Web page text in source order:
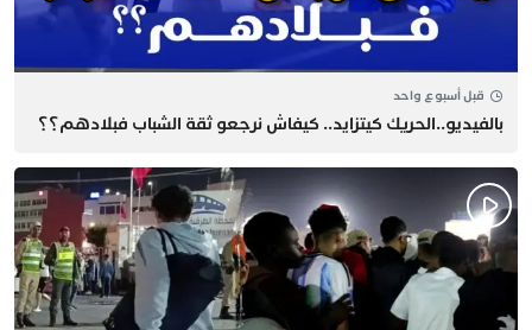
قبل أسبوع واحد
بالفيديو..الحريك كيتزايد.. كيفاش نرجعو ثقة الشباب فبلادهم؟؟